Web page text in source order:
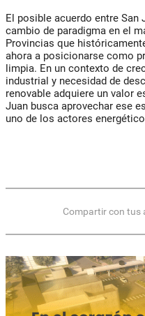
El posible acuerdo entre San
cambio de paradigma en el
Provincias que
ahora a posicionarse como
limpia. En un contexto de
industrial y necesidad de
renovable adquiere un valor
Juan busca aprovechar ese
uno de los actores
Compartir con tus